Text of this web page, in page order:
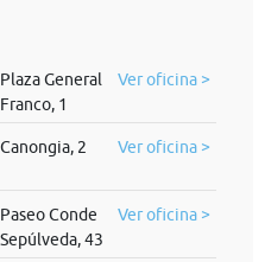
Plaza General
Franco, 1
Ver oficina >
Canongia, 2 Ver oficina >
Paseo Conde
Sepúlveda, 43
Ver oficina >